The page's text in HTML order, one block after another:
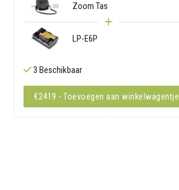
Zoom Tas
LP-E6P
3 Beschikbaar
€2419 - Toevoegen aan winkelwagentje